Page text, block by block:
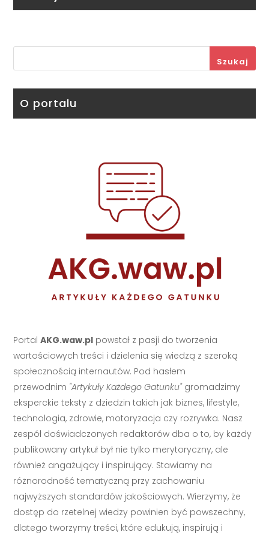
Szukaj
O portalu
PortalAKG.waw.pl powstał z pasji do tworzenia
wartościowych treści i dzielenia się wiedzą z szeroką
społecznością internautów. Pod hasłem
przewodnim "Artykuły Każdego Gatunku"gromadzimy
eksperckie teksty z dziedzin takich jak biznes, lifestyle,
technologia, zdrowie, motoryzacja czy rozrywka. Nasz
zespół doświadczonych redaktorów dba o to, by każdy
publikowany artykuł był nie tylko merytoryczny, ale
również angażujący i inspirujący. Stawiamy na
różnorodność tematyczną przy zachowaniu
najwyższych standardów jakościowych. Wierzymy, że
dostęp do rzetelnej wiedzy powinien być powszechny,
dlatego tworzymy treści, które edukują, inspirują i